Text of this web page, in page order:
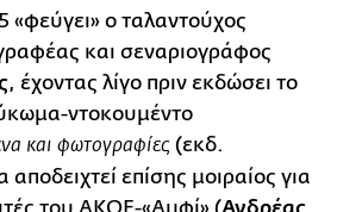
«φεύγει» ο ταλαντούχος
και σεναριογράφος
, έχοντας λίγο πριν εκδώσει το
ντοκουμέντο
και φωτογραφίες (εκδ.
επίσης μοιραίος για